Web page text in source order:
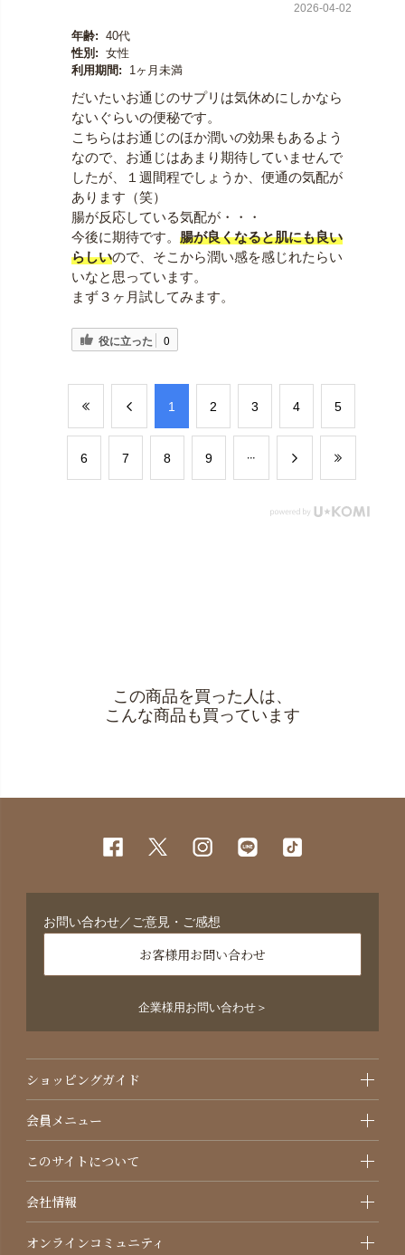
2026-04-02
年齢: 40代
性別: 女性
利用期間:
1ヶ月未満
だいたいお通じのサプリは気休めにしかなら
ないぐらいの便秘です。
こちらはお通じのほか潤いの効果もあるよう
なので、お通じはあまり期待していませんで
したが、１週間程でしょうか、便通の気配が
あります（笑）
腸が反応している気配が・・・
今後に期待です。 腸が良くなると肌にも良い
らしいので、そこから潤い感を感じれたらい
いなと思っています。
まず３ヶ月試してみます。
役に立った 0
​1 ​2 ​3 ​4 ​5
​6 ​7 ​8 ​9
この商品を買った人は、
こんな商品も買っています
お問い合わせ／ご意見・ご感想
お客様用お問い合わせ
企業様用お問い合わせ＞
ショッピングガイド
会員メニュー
このサイトについて
会社情報
オンラインコミュニティ